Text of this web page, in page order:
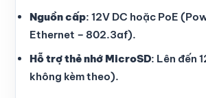
Nguồn cấp: 12V DC hoặc PoE
Ethernet – 802.3af).
Hỗ trợ thẻ nhớ MicroSD: Lên đến
không kèm theo).